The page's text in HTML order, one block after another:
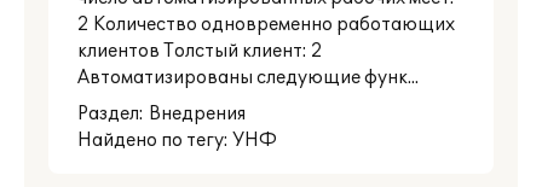
2 Количество одновременно работающих
клиентов Толстый клиент: 2
Автоматизированы следующие функ...
Раздел: Внедрения
Найдено по тегу: УНФ